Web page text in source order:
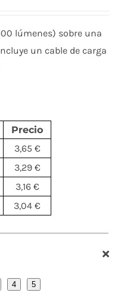
lúmenes) sobre una
un cable de carga
Precio
3,65 €
3,29 €
3,16 €
3,04 €
4 5